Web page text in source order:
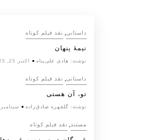
داستانی, نقد فیلم کوتاه
نیمۀ پنهان
نوشته: هادی علی‌پناه اکتبر 25, 2025
داستانی, نقد فیلم کوتاه
تو، آن هستی
نوشته: گلچهره صادق‌زاده سپتامبر 9, 2025
مستند, نقد فیلم کوتاه